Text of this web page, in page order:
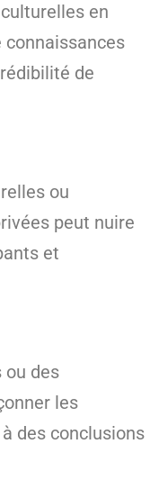
en
connaissances
de
ou
peut nuire
et
ou des
les
des conclusions